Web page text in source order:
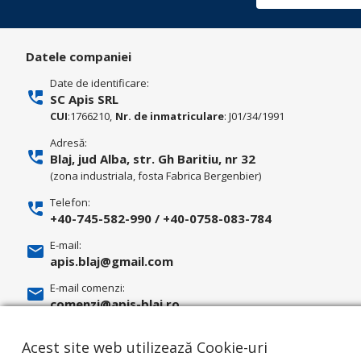
Datele companiei
Date de identificare:
SC Apis SRL
CUI:1766210, Nr. de inmatriculare: J01/34/1991
Adresă:
Blaj, jud Alba, str. Gh Baritiu, nr 32
(zona industriala, fosta Fabrica Bergenbier)
Telefon:
+40-745-582-990 / +40-0758-083-784
E-mail:
apis.blaj@gmail.com
E-mail comenzi:
comenzi@apis-blaj.ro
facturari@apis-blaj.ro
Acest site web utilizează Cookie-uri